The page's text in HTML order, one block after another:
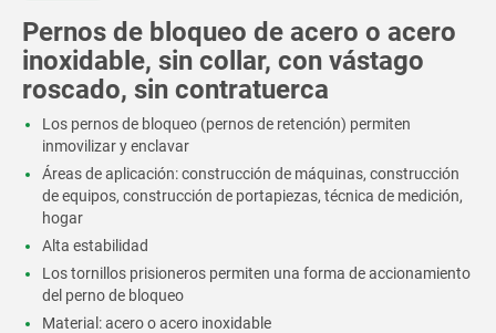
Pernos de bloqueo de acero o acero
inoxidable, sin collar, con vástago
roscado, sin contratuerca
Los pernos de bloqueo (pernos de retención) permiten
inmovilizar y enclavar
Áreas de aplicación: construcción de máquinas, construcción
de equipos, construcción de portapiezas, técnica de medición,
hogar
Alta estabilidad
Los tornillos prisioneros permiten una forma de accionamiento
del perno de bloqueo
Material: acero o acero inoxidable